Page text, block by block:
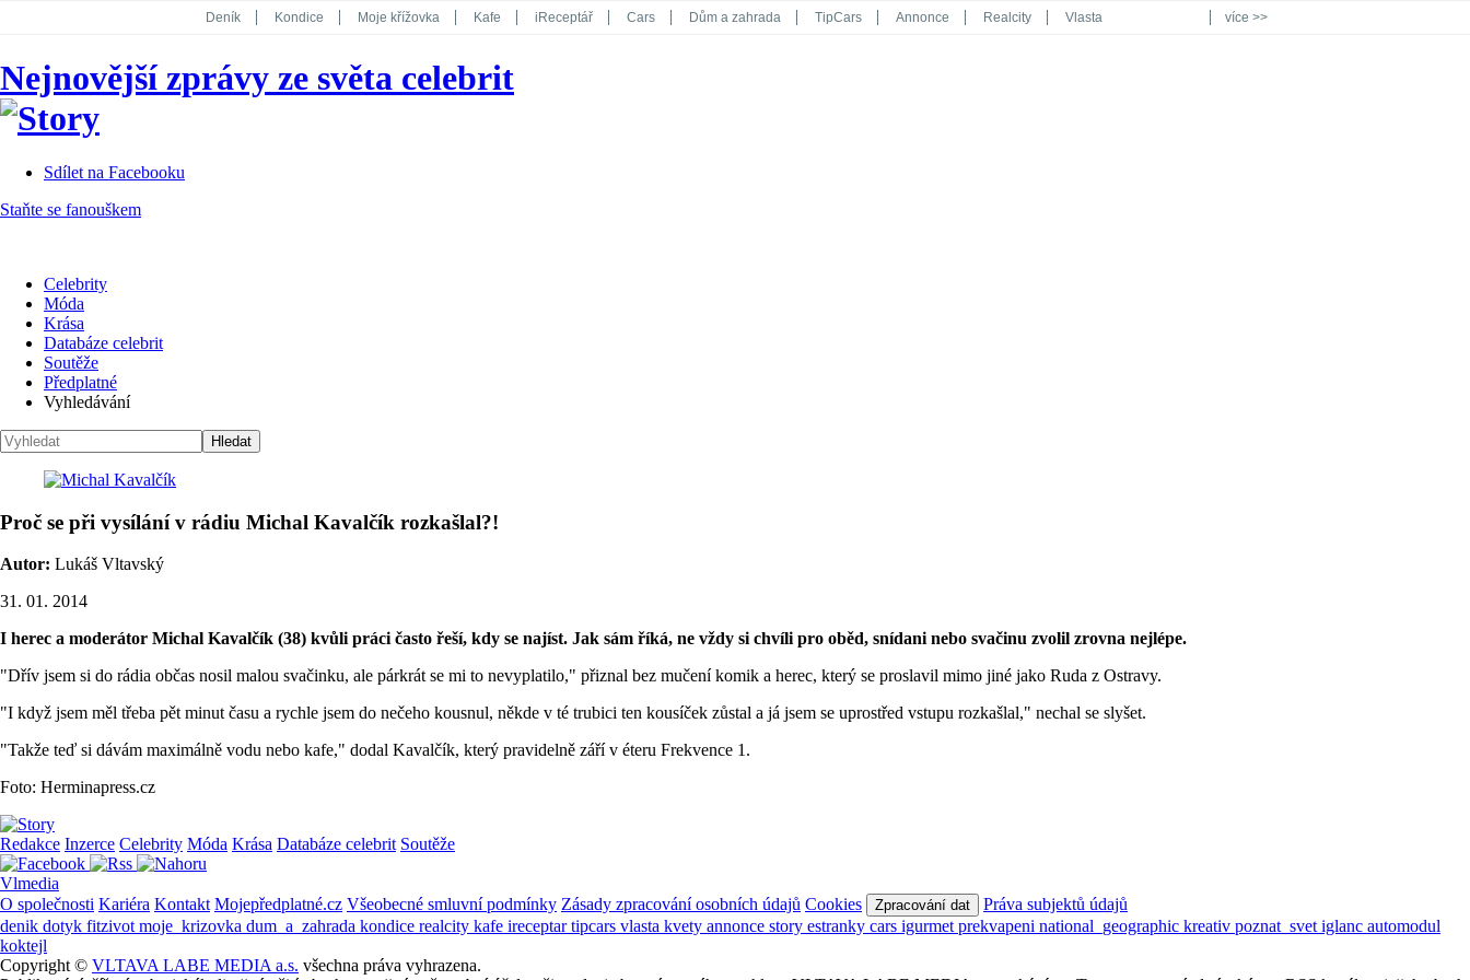
Deník Kondice Moje křížovka Kafe iReceptář Cars Dům a zahrada TipCars Annonce Realcity Vlasta
Koktejl
více >>
Nejnovější zprávy ze světa celebrit
Sdílet na Facebooku
Staňte se fanouškem
Celebrity
Móda
Krása
Databáze celebrit
Soutěže
Předplatné
Vyhledávání
Proč se při vysílání v rádiu Michal Kavalčík rozkašlal?!
Autor: Lukáš Vltavský
31. 01. 2014
I herec a moderátor Michal Kavalčík (38) kvůli práci často řeší, kdy se najíst. Jak sám říká, ne vždy si chvíli pro oběd, snídani nebo svačinu zvolil zrovna nejlépe.
"Dřív jsem si do rádia občas nosil malou svačinku, ale párkrát se mi to nevyplatilo," přiznal bez mučení komik a herec, který se proslavil mimo jiné jako Ruda z Ostravy.
"I když jsem měl třeba pět minut času a rychle jsem do nečeho kousnul, někde v té trubici ten kousíček zůstal a já jsem se uprostřed vstupu rozkašlal," nechal se slyšet.
"Takže teď si dávám maximálně vodu nebo kafe," dodal Kavalčík, který pravidelně září v éteru Frekvence 1.
Foto: Herminapress.cz
Redakce Inzerce Celebrity Móda Krása Databáze celebrit Soutěže
Vlmedia
O společnosti Kariéra Kontakt Mojepředplatné.cz Všeobecné smluvní podmínky Zásady zpracování osobních údajů Cookies Zpracování dat
Práva subjektů údajů
denik dotyk fitzivot moje_krizovka dum_a_zahrada kondice realcity kafe ireceptartipcars vlasta kvety annonce story estranky cars igurmet prekvapeni national_geographic kreativ poznat_svet iglanc automodul
koktejl
Copyright © VLTAVA LABE MEDIA a.s. všechna práva vyhrazena.